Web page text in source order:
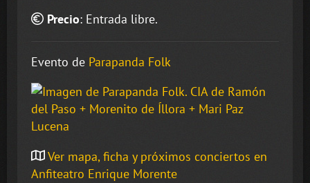
Precio: Entrada libre.
Evento de Parapanda Folk
Ver mapa, ficha y próximos conciertos en
Anfiteatro Enrique Morente